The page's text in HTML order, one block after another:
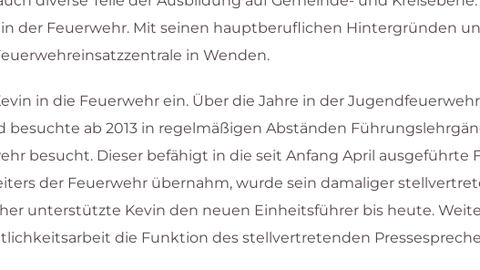
der Feuerwehr. Mit seinen hauptberuflichen Hintergründen
in Wenden.
in die Feuerwehr ein. Über die Jahre in der
ab 2013 in regelmäßigen Abständen
besucht. Dieser befähigt in die seit Anfang April ausgeführte
der Feuerwehr übernahm, wurde sein damaliger
unterstützte Kevin den neuen Einheitsführer bis heute.
die Funktion des stellvertretenden